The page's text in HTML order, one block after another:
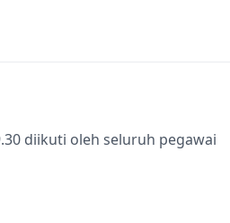
diikuti oleh seluruh pegawai